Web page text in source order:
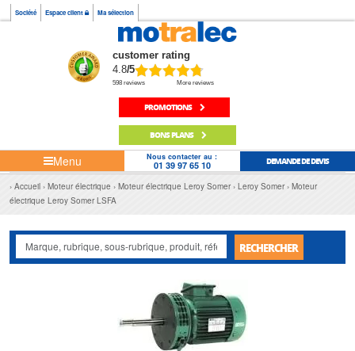
Société Espace client Ma sélection
customer rating
4.8/5
598 reviews More reviews
PROMOTIONS
BONS PLANS
Menu Nous contacter au :
01 39 97 65 10 DEMANDE DE DEVIS
Accueil Moteur électrique Moteur électrique Leroy Somer Leroy Somer
Moteur
électrique Leroy Somer LSFA
RECHERCHER